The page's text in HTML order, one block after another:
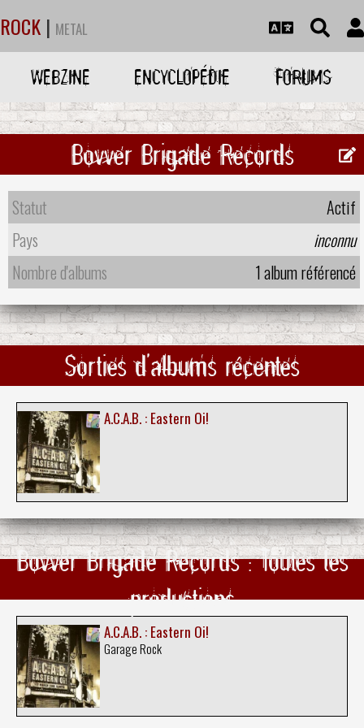
ROCK | METAL
WEBZINE ENCYCLOPÉDIE FORUMS
Bovver Brigade Records
Statut
Actif
Pays
inconnu
Nombre d'albums
1 album référencé
Sorties d'albums récentes
A.C.A.B. : Eastern Oi!
Bovver Brigade Records : Toutes les
productions
A.C.A.B. : Eastern Oi!
Garage Rock